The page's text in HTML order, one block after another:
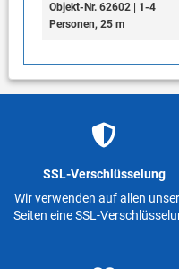
Objekt-Nr. 62602 | 1-4
Personen, 25 m
SSL-Verschlüsselung
Wir verwenden auf allen
Seiten eine SSL-